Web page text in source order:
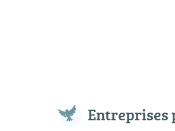
Entreprises